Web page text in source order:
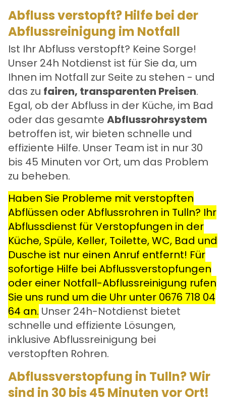
Abfluss verstopft? Hilfe bei der
Abflussreinigung im Notfall
Ist Ihr Abfluss verstopft? Keine Sorge!
Unser 24h Notdienst ist für Sie da, um
Ihnen im Notfall zur Seite zu stehen - und
das zu fairen, transparenten Preisen.
Egal, ob der Abfluss in der Küche, im Bad
oder das gesamte Abflussrohrsystem
betroffen ist, wir bieten schnelle und
effiziente Hilfe. Unser Team ist in nur 30
bis 45 Minuten vor Ort, um das Problem
zu beheben.
Haben Sie Probleme mit verstopften
Abflüssen oder Abflussrohren in Tulln? Ihr
Abflussdienst für Verstopfungen in der
Küche, Spüle, Keller, Toilette, WC, Bad und
Dusche ist nur einen Anruf entfernt! Für
sofortige Hilfe bei Abflussverstopfungen
oder einer Notfall-Abflussreinigung rufen
Sie uns rund um die Uhr unter 0676 718 04
64 an. Unser 24h-Notdienst bietet
schnelle und effiziente Lösungen,
inklusive Abflussreinigung bei
verstopften Rohren.
Abflussverstopfung in Tulln? Wir
sind in 30 bis 45 Minuten vor Ort!